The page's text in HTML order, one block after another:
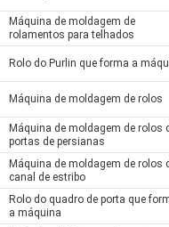
Máquina de moldagem de
rolamentos para telhados
Rolo do Purlin que forma a
Máquina de moldagem de rolos
Máquina de moldagem de rolos
portas de persianas
Máquina de moldagem de rolos
canal de estribo
Rolo do quadro de porta que
a máquina